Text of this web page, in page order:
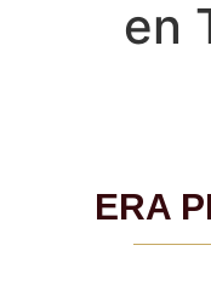
en
ERA